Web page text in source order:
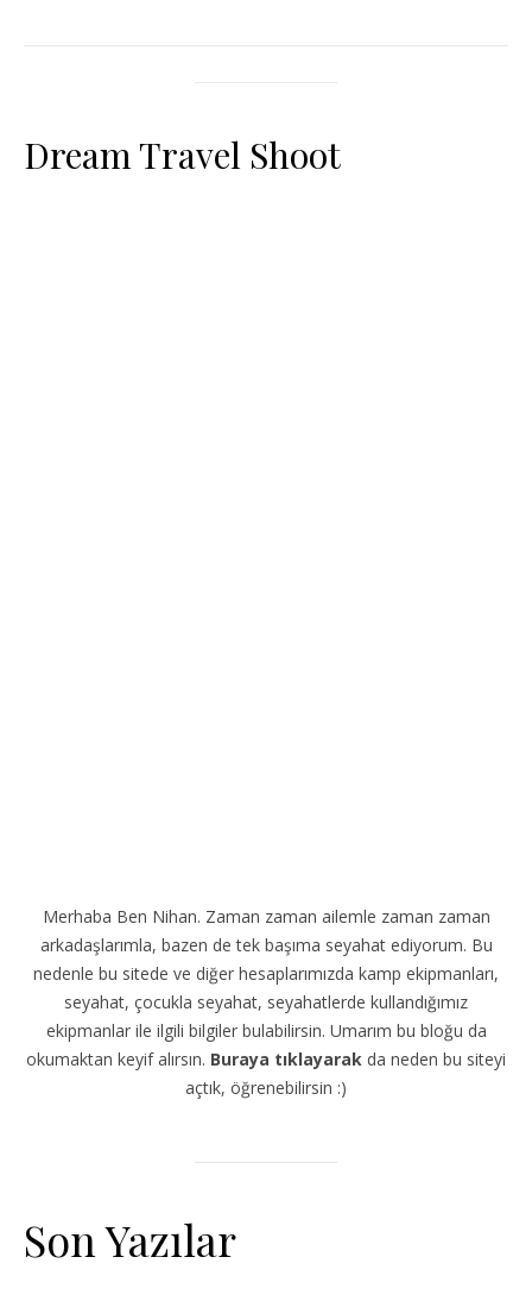
Dream Travel Shoot
Merhaba Ben Nihan. Zaman zaman ailemle zaman zaman
arkadaşlarımla, bazen de tek başıma seyahat ediyorum. Bu
nedenle bu sitede ve diğer hesaplarımızda kamp ekipmanları,
seyahat, çocukla seyahat, seyahatlerde kullandığımız
ekipmanlar ile ilgili bilgiler bulabilirsin. Umarım bu bloğu da
okumaktan keyif alırsın. Buraya tıklayarak da neden bu siteyi
açtık, öğrenebilirsin :)
Son Yazılar